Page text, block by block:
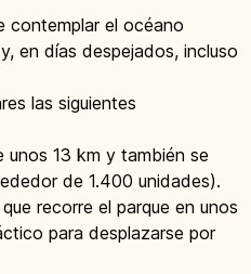
contemplar el océano
en días despejados, incluso
las siguientes
unos 13 km y también se
de 1.400 unidades).
que recorre el parque en unos
para desplazarse por